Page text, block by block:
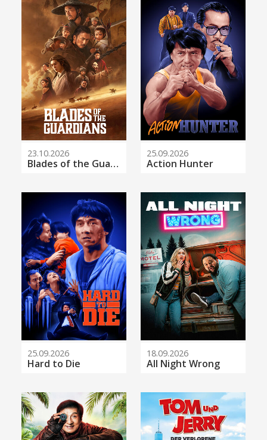
23.10.2026
Blades of the Guardians
25.09.2026
Action Hunter
25.09.2026
Hard to Die
18.09.2026
All Night Wrong